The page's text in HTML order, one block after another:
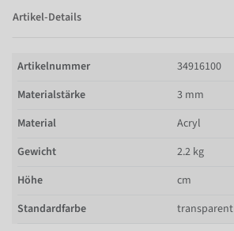
Artikel-Details
Artikelnummer
34916100
Materialstärke
3 mm
Material
Acryl
Gewicht
2.2 kg
Höhe
cm
Standardfarbe
transparent